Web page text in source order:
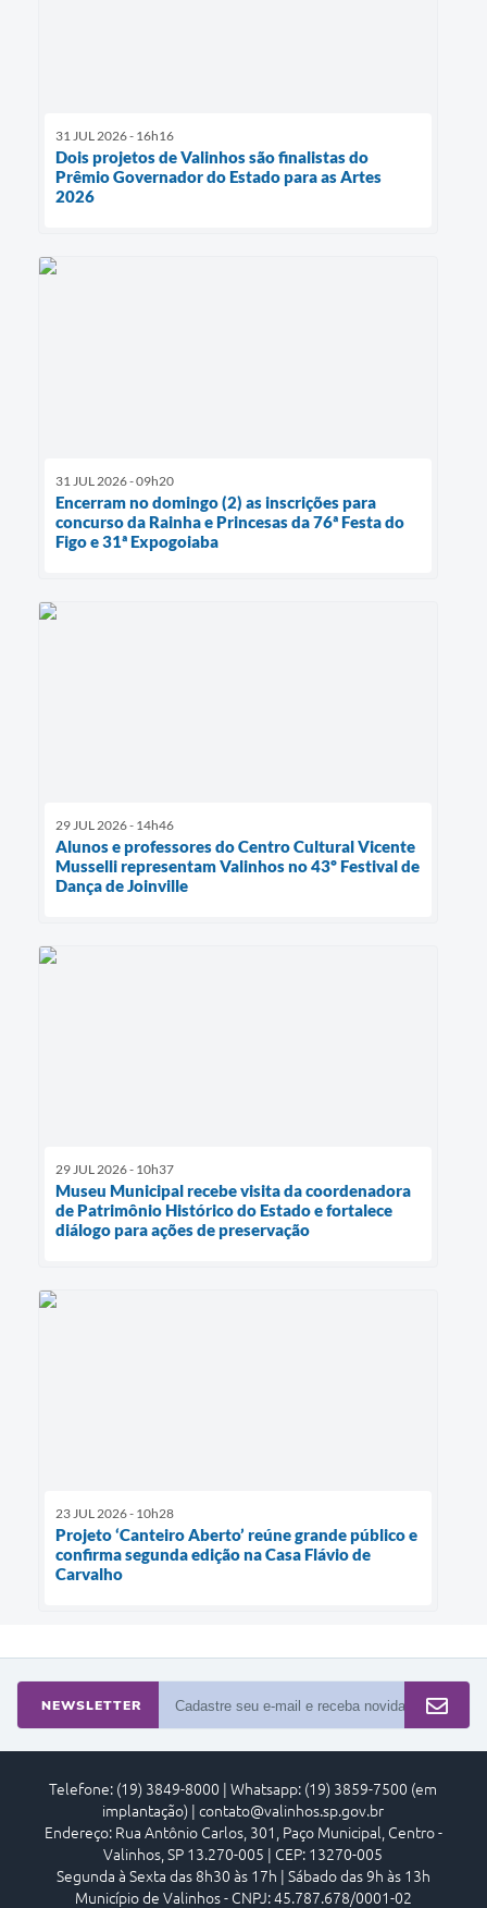
31 JUL 2026 - 16h16
Dois projetos de Valinhos são finalistas do
Prêmio Governador do Estado para as Artes
2026
31 JUL 2026 - 09h20
Encerram no domingo (2) as inscrições para
concurso da Rainha e Princesas da 76ª Festa do
Figo e 31ª Expogoiaba
29 JUL 2026 - 14h46
Alunos e professores do Centro Cultural Vicente
Musselli representam Valinhos no 43º Festival de
Dança de Joinville
29 JUL 2026 - 10h37
Museu Municipal recebe visita da coordenadora
de Patrimônio Histórico do Estado e fortalece
diálogo para ações de preservação
23 JUL 2026 - 10h28
Projeto ‘Canteiro Aberto’ reúne grande público e
confirma segunda edição na Casa Flávio de
Carvalho
NEWSLETTER
Telefone: (19) 3849-8000 | Whatsapp: (19) 3859-7500 (em
implantação) | contato@valinhos.sp.gov.br
Endereço: Rua Antônio Carlos, 301, Paço Municipal, Centro -
Valinhos, SP 13.270-005 | CEP: 13270-005
Segunda à Sexta das 8h30 às 17h | Sábado das 9h às 13h
Município de Valinhos - CNPJ: 45.787.678/0001-02